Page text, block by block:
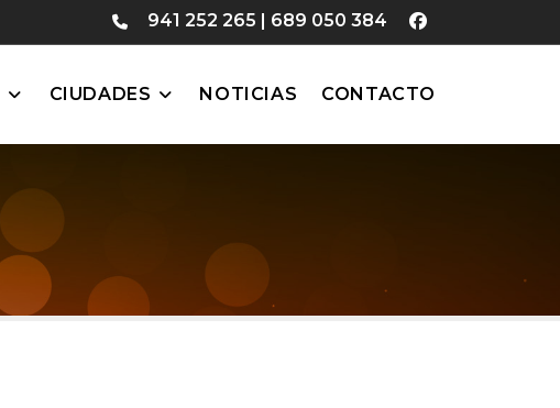
941 252 265 | 689 050 384
CIUDADES NOTICIAS CONTACTO